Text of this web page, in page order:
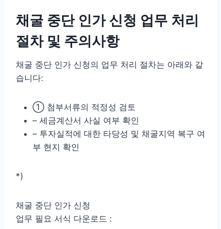
채굴 중단 인가 신청 업무 처리
절차 및 주의사항
채굴 중단 인가 신청의 업무 처리 절차는 아래와 같
습니다:
① 첨부서류의 적정성 검토
– 세금계산서 사실 여부 확인
– 투자실적에 대한 타당성 및 채굴지역 복구 여
부 현지 확인
*)
채굴 중단 인가 신청
업무 필요 서식 다운로드 :